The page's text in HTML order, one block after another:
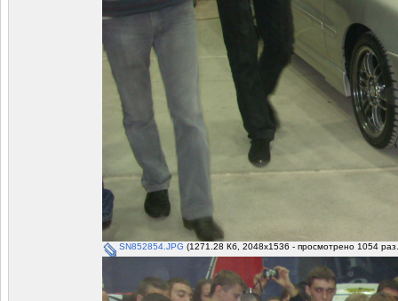
SN852854.JPG (1271.28 Кб, 2048x1536 - просмотрено 1054